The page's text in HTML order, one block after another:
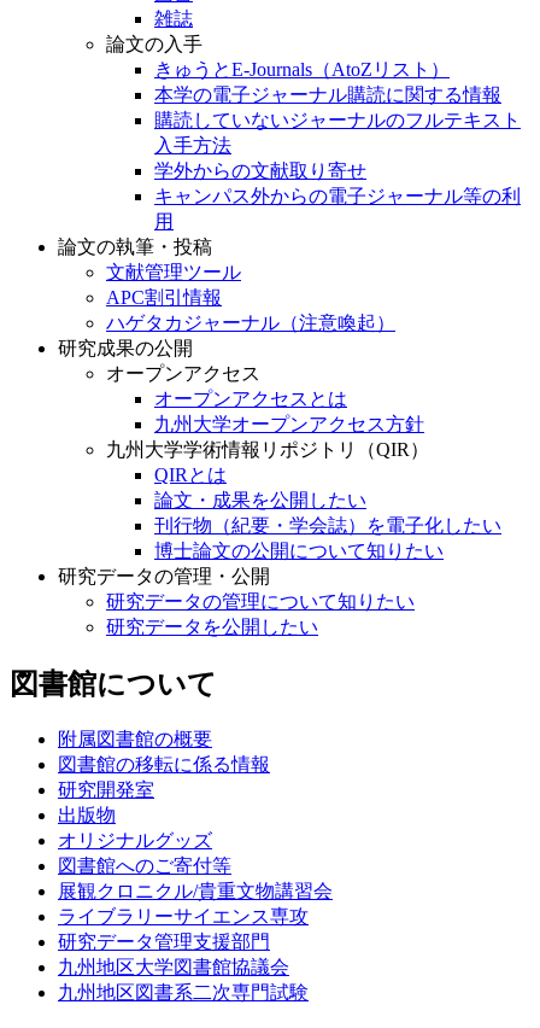
雑誌
論文の入手
きゅうとE-Journals（AtoZリスト）
本学の電子ジャーナル購読に関する情報
購読していないジャーナルのフルテキスト
入手方法
学外からの文献取り寄せ
キャンパス外からの電子ジャーナル等の利
用
論文の執筆・投稿
文献管理ツール
APC割引情報
ハゲタカジャーナル（注意喚起）
研究成果の公開
オープンアクセス
オープンアクセスとは
九州大学オープンアクセス方針
九州大学学術情報リポジトリ（QIR）
QIRとは
論文・成果を公開したい
刊行物（紀要・学会誌）を電子化したい
博士論文の公開について知りたい
研究データの管理・公開
研究データの管理について知りたい
研究データを公開したい
図書館について
附属図書館の概要
図書館の移転に係る情報
研究開発室
出版物
オリジナルグッズ
図書館へのご寄付等
展観クロニクル/貴重文物講習会
ライブラリーサイエンス専攻
研究データ管理支援部門
九州地区大学図書館協議会
九州地区図書系二次専門試験